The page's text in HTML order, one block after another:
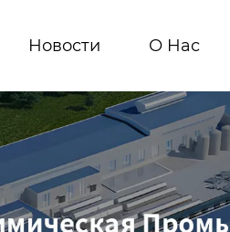
Новости О Hас